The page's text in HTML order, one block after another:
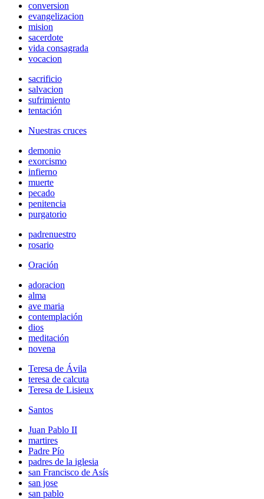
conversion
evangelizacion
mision
sacerdote
vida consagrada
vocacion
sacrificio
salvacion
sufrimiento
tentación
Nuestras cruces
demonio
exorcismo
infierno
muerte
pecado
penitencia
purgatorio
padrenuestro
rosario
Oración
adoracion
alma
ave maria
contemplación
dios
meditación
novena
Teresa de Ávila
teresa de calcuta
Teresa de Lisieux
Santos
Juan Pablo II
martires
Padre Pío
padres de la iglesia
san Francisco de Asís
san jose
san pablo